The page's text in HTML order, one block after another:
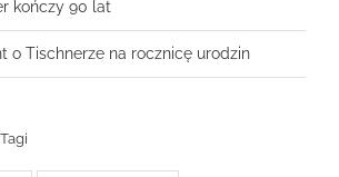
kończy 90 lat
o Tischnerze na rocznicę urodzin